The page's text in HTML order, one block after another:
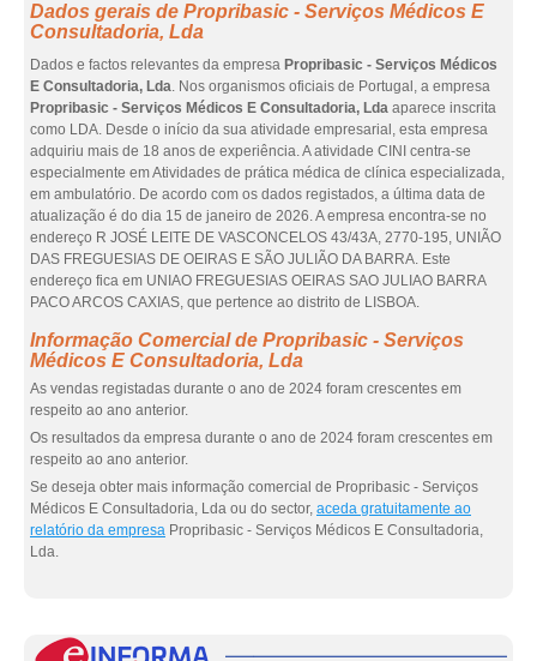
Dados gerais de Propribasic - Serviços Médicos E
Consultadoria, Lda
Dados e factos relevantes da empresa Propribasic - Serviços Médicos
E Consultadoria, Lda. Nos organismos oficiais de Portugal, a empresa
Propribasic - Serviços Médicos E Consultadoria, Lda aparece inscrita
como LDA. Desde o início da sua atividade empresarial, esta empresa
adquiriu mais de 18 anos de experiência. A atividade CINI centra-se
especialmente em Atividades de prática médica de clínica especializada,
em ambulatório. De acordo com os dados registados, a última data de
atualização é do dia 15 de janeiro de 2026. A empresa encontra-se no
endereço R JOSÉ LEITE DE VASCONCELOS 43/43A, 2770-195, UNIÃO
DAS FREGUESIAS DE OEIRAS E SÃO JULIÃO DA BARRA. Este
endereço fica em UNIAO FREGUESIAS OEIRAS SAO JULIAO BARRA
PACO ARCOS CAXIAS, que pertence ao distrito de LISBOA.
Informação Comercial de Propribasic - Serviços
Médicos E Consultadoria, Lda
As vendas registadas durante o ano de 2024 foram crescentes em
respeito ao ano anterior.
Os resultados da empresa durante o ano de 2024 foram crescentes em
respeito ao ano anterior.
Se deseja obter mais informação comercial de Propribasic - Serviços
Médicos E Consultadoria, Lda ou do sector, aceda gratuitamente ao
relatório da empresa Propribasic - Serviços Médicos E Consultadoria,
Lda.